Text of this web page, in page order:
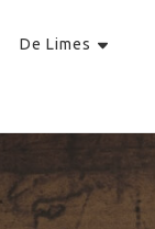
De Limes